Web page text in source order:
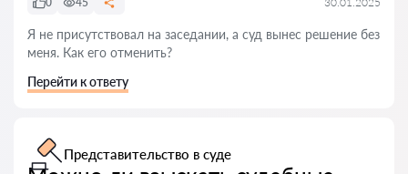
Я не присутствовал на заседании, а суд вынес решение без
меня. Как его отменить?
Перейти к ответу
Представительство в суде